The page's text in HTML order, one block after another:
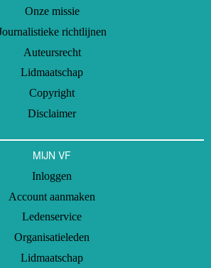
Onze missie
richtlijnen
Auteursrecht
Lidmaatschap
Copyright
Disclaimer
MIJN VF
Inloggen
Account aanmaken
Ledenservice
Organisatieleden
Lidmaatschap